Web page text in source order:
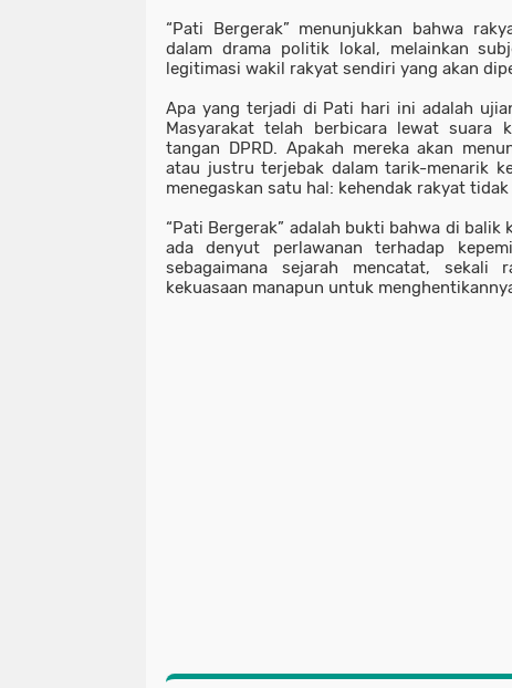
“Pati Bergerak” menunjukkan bahwa
dalam drama politik lokal, melainkan
legitimasi wakil rakyat sendiri yang akan
Apa yang terjadi di Pati hari ini adalah
Masyarakat telah berbicara lewat suara
tangan DPRD. Apakah mereka akan
atau justru terjebak dalam tarik-menarik
menegaskan satu hal: kehendak rakyat
“Pati Bergerak” adalah bukti bahwa di balik
ada denyut perlawanan terhadap
sebagaimana sejarah mencatat, sekali
kekuasaan manapun untuk